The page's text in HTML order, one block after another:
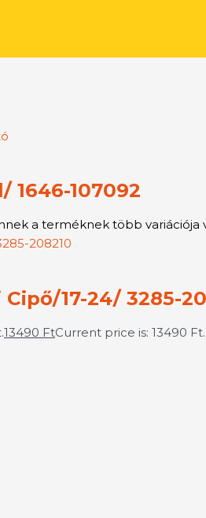
1646-107092
a terméknek több variációja
17-24/ 3285-
13490 FtCurrent price is: 13490 Ft.